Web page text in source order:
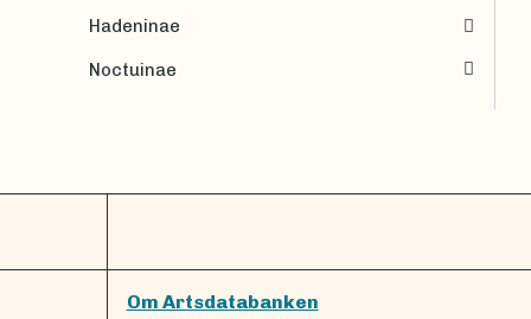
Hadeninae
Noctuinae
Om Artsdatabanken